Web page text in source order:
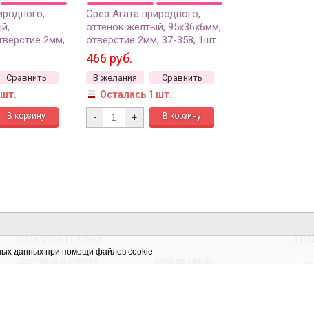
данных при помощи файлов cookie
2мм,
Сравнить
Срез Агата природного,
оттенок желтый, 95х36х6мм,
отверстие 2мм, 37-358, 1шт
466 руб.
В желания Сравнить
Осталась 1 шт.
- +
ПОКУПАТЕЛЯМ